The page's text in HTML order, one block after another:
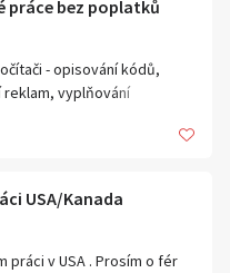
práce bez poplatků
- opisování kódů,
reklam, vyplňování
pěkné peníze.
webové stránce :
USA/Kanada
práci v USA . Prosím o fér